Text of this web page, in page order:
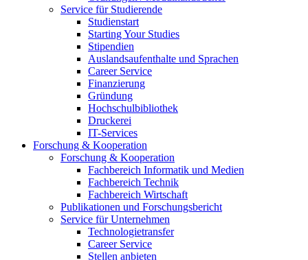
Service für Studierende
Studienstart
Starting Your Studies
Stipendien
Auslandsaufenthalte und Sprachen
Career Service
Finanzierung
Gründung
Hochschulbibliothek
Druckerei
IT-Services
Forschung & Kooperation
Forschung & Kooperation
Fachbereich Informatik und Medien
Fachbereich Technik
Fachbereich Wirtschaft
Publikationen und Forschungsbericht
Service für Unternehmen
Technologietransfer
Career Service
Stellen anbieten